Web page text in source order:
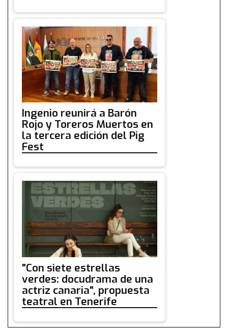
Ingenio reunirá a Barón
Rojo y Toreros Muertos en
la tercera edición del Pig
Fest
"Con siete estrellas
verdes: docudrama de una
actriz canaria", propuesta
teatral en Tenerife